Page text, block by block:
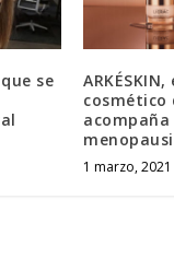
se
cosmético
1 marzo, 2021